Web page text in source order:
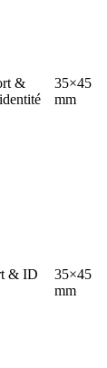
&
35×45
mm
& ID
35×45
mm